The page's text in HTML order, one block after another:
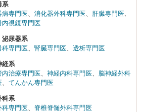
系
病専門医、 消化器外科専門医、 肝臓専門医、
内視鏡専門医
泌尿器系
科専門医、 腎臓専門医、 透析専門医
経系
内治療専門医、 神経内科専門医、 脳神経外科
、 てんかん専門医
科系
科専門医、 脊椎脊髄外科専門医